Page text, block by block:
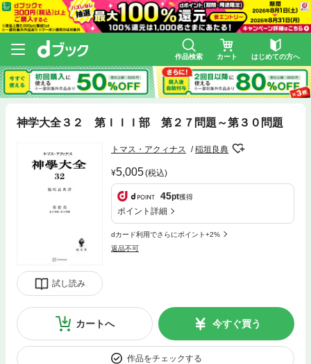
作品検索 カート はじめての方へ
神学大全３２ 第ＩＩＩ部 第２７問題～第３０問題
試し読み
トマス・アクィナス 稲垣良典
5,005(税込)
45pt獲得
ポイント詳細
dカード利用でさらにポイント+2%
返品不可
カートへ 今すぐ買う
作品をチェックする